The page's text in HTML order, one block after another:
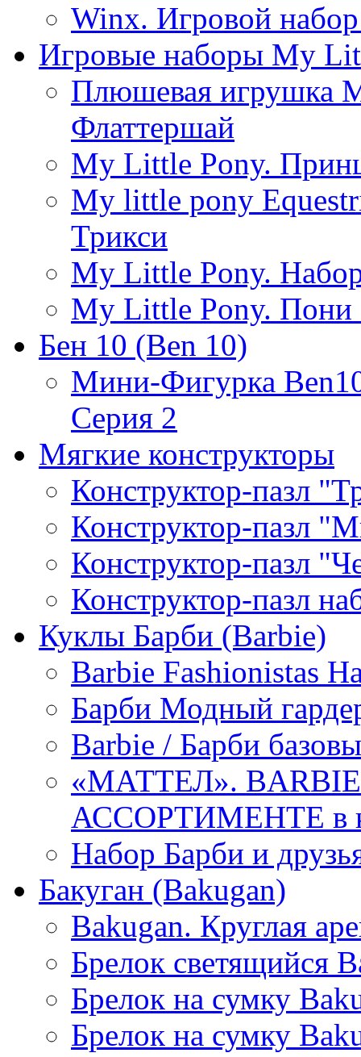
Winx. Игровой
Игровые наборы My
Плюшевая игрушка
Флаттершай
My Little Pony.
My little pony
Трикси
My Little Pony.
My Little Pony. Пони
Бен 10 (Ben 10)
Мини-Фигурка Ben10
Серия 2
Мягкие конструкторы
Конструктор-пазл
Конструктор-пазл
Конструктор-пазл
Конструктор-пазл
Куклы Барби (Barbie)
Barbie Fashionistas
Барби Модный
Barbie / Барби
«МАТТЕЛ».
АССОРТИМЕНТЕ в
Набор Барби и
Бакуган (Bakugan)
Bakugan. Круглая
Брелок светящийся
Брелок на сумку
Брелок на сумку